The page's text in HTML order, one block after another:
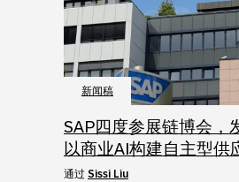
新闻稿
SAP四度参展链博会，
以商业AI构建自主型供
通过 Sissi Liu